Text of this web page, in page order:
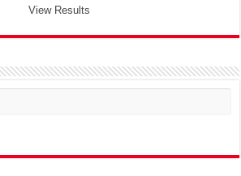
View Results